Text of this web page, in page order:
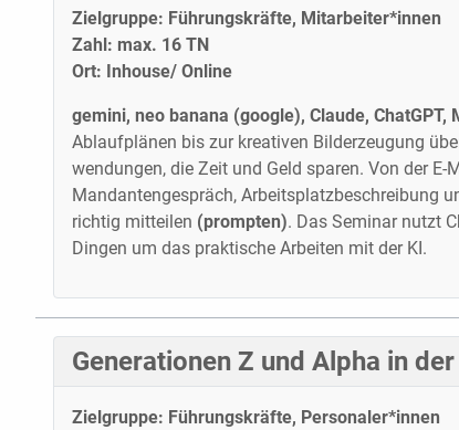
Generationen Z und Alpha in
Zielgruppe: Führungskräfte, Personaler*innen
Zielgruppe: Führungskräfte, Mitarbeiter*innen
Zahl: max. 16 TN
Ort: Inhouse/ Online
gemini, neo banana (google), Claude, ChatGPT,
Ablaufplänen bis zur kreativen Bilderzeugung
wendungen, die Zeit und Geld sparen. Von der
Mandantengespräch, Arbeits­platz­beschreibung
richtig mitteilen (prompten). Das Seminar nutzt
Dingen um das praktische Arbeiten mit der KI.